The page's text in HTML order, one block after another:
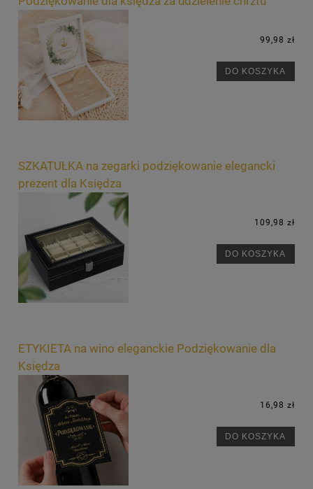
99,98 zł
DO KOSZYKA
SZKATUŁKA na zegarki podziękowanie elegancki
prezent dla Księdza
109,98 zł
DO KOSZYKA
ETYKIETA na wino eleganckie Podziękowanie dla
Księdza
16,98 zł
DO KOSZYKA